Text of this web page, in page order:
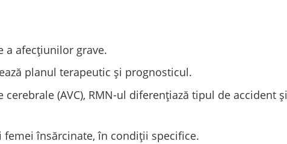
a afecțiunilor grave.
planul terapeutic și prognosticul.
(AVC), RMN-ul diferențiază tipul de accident și
însărcinate, în condiții specifice.